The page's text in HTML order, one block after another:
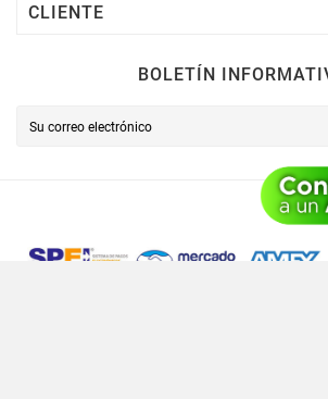
CLIENTE
BOLETÍN